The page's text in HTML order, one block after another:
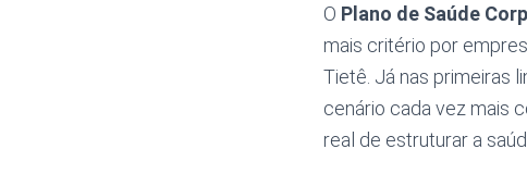
O Plano de Saúde
mais critério por
Tietê. Já nas primeiras
cenário cada vez mais
real de estruturar a